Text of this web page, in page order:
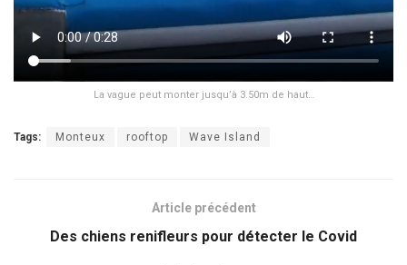
La vague peut monter jusqu’à 3.50m de haut…
Tags: Monteux rooftop Wave Island
Article précédent
Des chiens renifleurs pour détecter le Covid